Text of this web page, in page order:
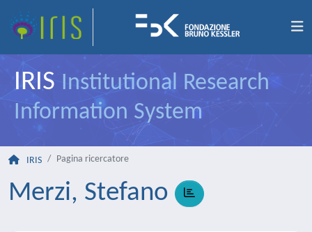
IRIS Institutional Research
Information System
IRIS Pagina ricercatore
Merzi, Stefano